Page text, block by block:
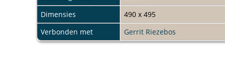
Dimensies
490 x 495
Verbonden met
Gerrit Riezebos